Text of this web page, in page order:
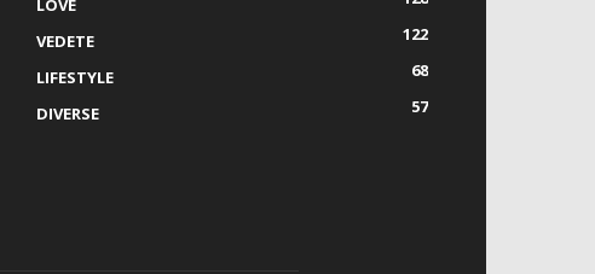
LOVE
VEDETE
122
LIFESTYLE
68
DIVERSE
57